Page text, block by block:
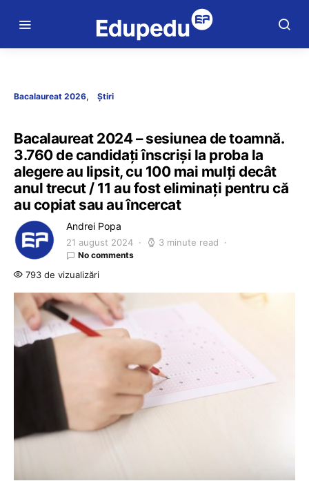
Bacalaureat 2026 Știri
Bacalaureat 2024 – sesiunea de toamnă.
3.760 de candidați înscriși la proba la
alegere au lipsit, cu 100 mai mulți decât
anul trecut / 11 au fost eliminați pentru că
au copiat sau au încercat
Andrei Popa
21 august 2024 3 minute read
No comments
793 de vizualizări